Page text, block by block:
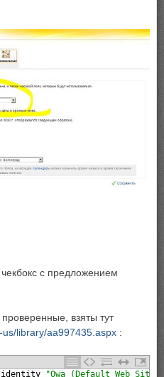
с предложением
взяты тут
library/aa997435.aspx :
identity "Owa (Default Web Site)"